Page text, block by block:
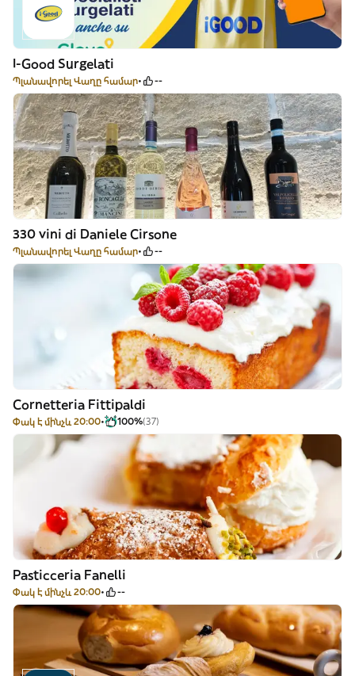
I-Good Surgelati
Պլանավորել Վաղը համար --
330 vini di Daniele Cirsone
Պլանավորել Վաղը համար --
Cornetteria Fittipaldi
Փակ է մինչև 20:00 100%(37)
Pasticceria Fanelli
Փակ է մինչև 20:00 --